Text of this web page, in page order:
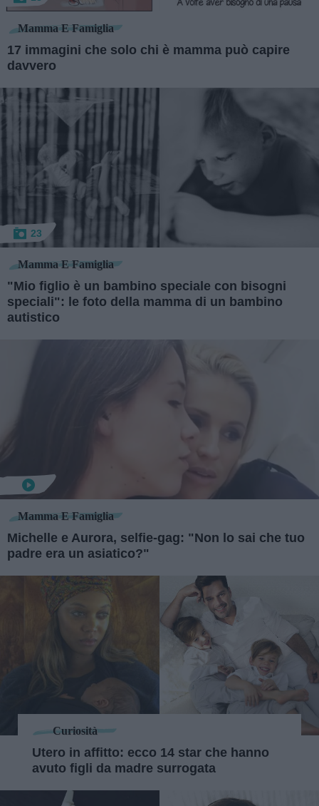
Mamma E Famiglia
17 immagini che solo chi è mamma può capire
davvero
23
Mamma E Famiglia
"Mio figlio è un bambino speciale con bisogni
speciali": le foto della mamma di un bambino
autistico
Mamma E Famiglia
Michelle e Aurora, selfie-gag: "Non lo sai che tuo
padre era un asiatico?"
Curiosità
Utero in affitto: ecco 14 star che hanno
avuto figli da madre surrogata